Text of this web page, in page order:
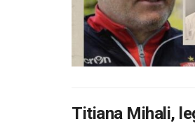
Titiana Mihali,